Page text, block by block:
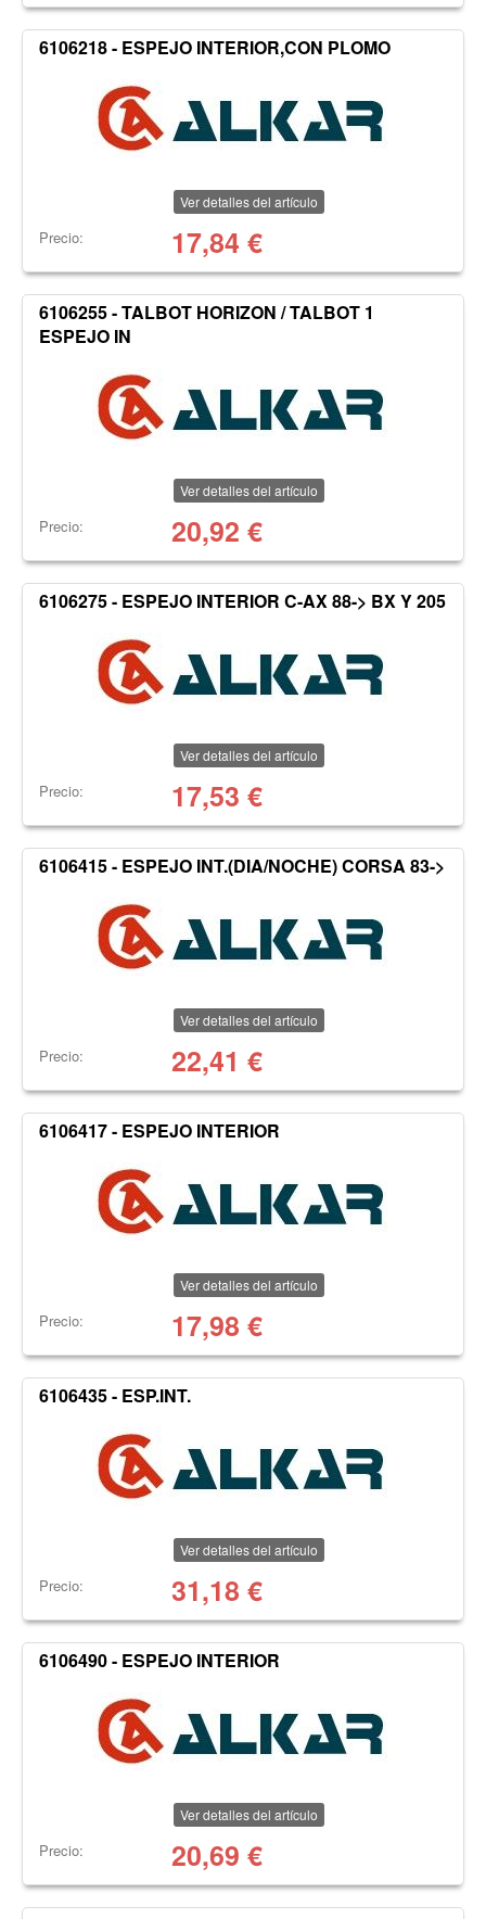
6106218 - ESPEJO INTERIOR,CON PLOMO
Ver detalles del artículo
Precio: 17,84 €
6106255 - TALBOT HORIZON / TALBOT 1
ESPEJO IN
Ver detalles del artículo
Precio: 20,92 €
6106275 - ESPEJO INTERIOR C-AX 88-> BX Y 205
Ver detalles del artículo
Precio: 17,53 €
6106415 - ESPEJO INT.(DIA/NOCHE) CORSA 83->
Ver detalles del artículo
Precio: 22,41 €
6106417 - ESPEJO INTERIOR
Ver detalles del artículo
Precio: 17,98 €
6106435 - ESP.INT.
Ver detalles del artículo
Precio: 31,18 €
6106490 - ESPEJO INTERIOR
Ver detalles del artículo
Precio: 20,69 €